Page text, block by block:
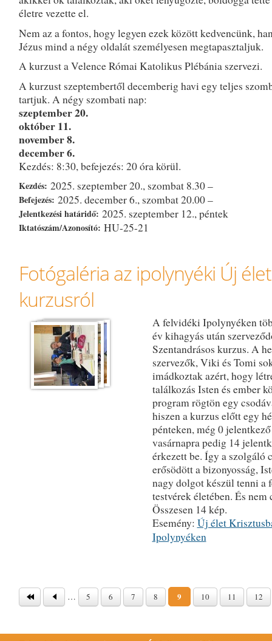
életre vezette el.
Nem az a fontos, hogy legyen ezek között kedvencünk,
Jézus mind a négy oldalát személyesen megtapasztaljuk.
A kurzust a Velence Római Katolikus Plébánia szervezi.
A kurzust szeptembertől decemberig havi egy teljes
tartjuk. A négy szombati nap:
szeptember 20.
október 11.
november 8.
december 6.
Kezdés: 8:30, befejezés: 20 óra körül.
Kezdés: 2025. szeptember 20., szombat 8.30 –
Befejezés: 2025. december 6., szombat 20.00 –
Jelentkezési határidő: 2025. szeptember 12., péntek
Iktatószám/Azonosító: HU-25-21
Fotógaléria az ipolynyéki Új
kurzusról
A felvidéki Ipolynyéken
év kihagyás után
Szentandrásos kurzus. A
szervezők, Viki és Tomi
imádkoztak azért, hogy
találkozás Isten és ember
program rögtön egy
hiszen a kurzus előtt egy
pénteken, még 0
vasárnapra pedig 14
érkezett be. Így a szolgáló
erősödött a bizonyosság,
nagy dolgot készül tenni a
testvérek életében. És
Összesen 14 kép.
Esemény: Új élet
Ipolynyéken
Oldalak … 5 6 7 8 9 10 11 12